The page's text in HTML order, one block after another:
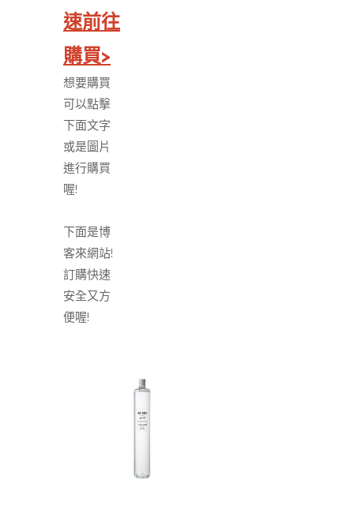
速前往
購買>
想要購買
可以點擊
下面文字
或是圖片
進行購買
喔!
下面是博
客來網站!
訂購快速
安全又方
便喔!